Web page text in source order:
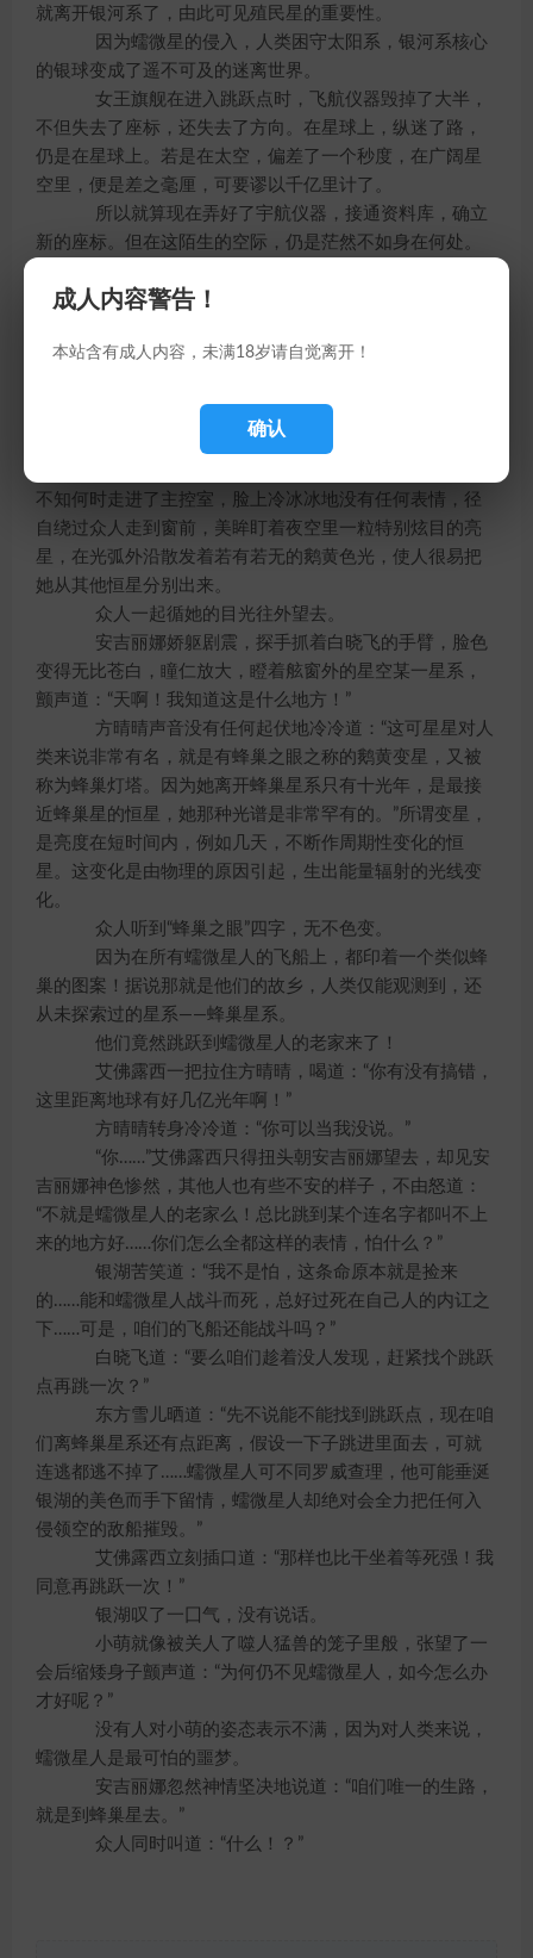
成人内容警告！
本站含有成人内容，未满18岁请自觉离开！
确认
就离开银河系了，由此可见殖民星的重要性。
因为蠕微星的侵入，人类困守太阳系，银河系核心
的银球变成了遥不可及的迷离世界。
女王旗舰在进入跳跃点时，飞航仪器毁掉了大半，
不但失去了座标，还失去了方向。在星球上，纵迷了路，
仍是在星球上。若是在太空，偏差了一个秒度，在广阔星
空里，便是差之毫厘，可要谬以千亿里计了。
所以就算现在弄好了宇航仪器，接通资料库，确立
新的座标。但在这陌生的空际，仍是茫然不如身在何处。
究竟身在那里呢？”
这么密集的星河程度来看，咱们似乎在某个河系的核心附
近。不过，似乎已经不是银河系了……”
不知何时走进了主控室，脸上冷冰冰地没有任何表情，径
自绕过众人走到窗前，美眸盯着夜空里一粒特别炫目的亮
星，在光弧外沿散发着若有若无的鹅黄色光，使人很易把
她从其他恒星分别出来。
众人一起循她的目光往外望去。
安吉丽娜娇躯剧震，探手抓着白晓飞的手臂，脸色
变得无比苍白，瞳仁放大，瞪着舷窗外的星空某一星系，
颤声道：“天啊！我知道这是什么地方！”
方晴晴声音没有任何起伏地冷冷道：“这可星星对人
类来说非常有名，就是有蜂巢之眼之称的鹅黄变星，又被
称为蜂巢灯塔。因为她离开蜂巢星系只有十光年，是最接
近蜂巢星的恒星，她那种光谱是非常罕有的。”所谓变星，
是亮度在短时间内，例如几天，不断作周期性变化的恒
星。这变化是由物理的原因引起，生出能量辐射的光线变
化。
众人听到“蜂巢之眼”四字，无不色变。
因为在所有蠕微星人的飞船上，都印着一个类似蜂
巢的图案！据说那就是他们的故乡，人类仅能观测到，还
从未探索过的星系——蜂巢星系。
他们竟然跳跃到蠕微星人的老家来了！
艾佛露西一把拉住方晴晴，喝道：“你有没有搞错，
这里距离地球有好几亿光年啊！”
方晴晴转身冷冷道：“你可以当我没说。”
“你……”艾佛露西只得扭头朝安吉丽娜望去，却见安
吉丽娜神色惨然，其他人也有些不安的样子，不由怒道：
“不就是蠕微星人的老家么！总比跳到某个连名字都叫不上
来的地方好……你们怎么全都这样的表情，怕什么？”
银湖苦笑道：“我不是怕，这条命原本就是捡来
的……能和蠕微星人战斗而死，总好过死在自己人的内讧之
下……可是，咱们的飞船还能战斗吗？”
白晓飞道：“要么咱们趁着没人发现，赶紧找个跳跃
点再跳一次？”
东方雪儿晒道：“先不说能不能找到跳跃点，现在咱
们离蜂巢星系还有点距离，假设一下子跳进里面去，可就
连逃都逃不掉了……蠕微星人可不同罗威查理，他可能垂涎
银湖的美色而手下留情，蠕微星人却绝对会全力把任何入
侵领空的敌船摧毁。”
艾佛露西立刻插口道：“那样也比干坐着等死强！我
同意再跳跃一次！”
银湖叹了一囗气，没有说话。
小萌就像被关人了噬人猛兽的笼子里般，张望了一
会后缩矮身子颤声道：“为何仍不见蠕微星人，如今怎么办
才好呢？”
没有人对小萌的姿态表示不满，因为对人类来说，
蠕微星人是最可怕的噩梦。
安吉丽娜忽然神情坚决地说道：“咱们唯一的生路，
就是到蜂巢星去。”
众人同时叫道：“什么！？”